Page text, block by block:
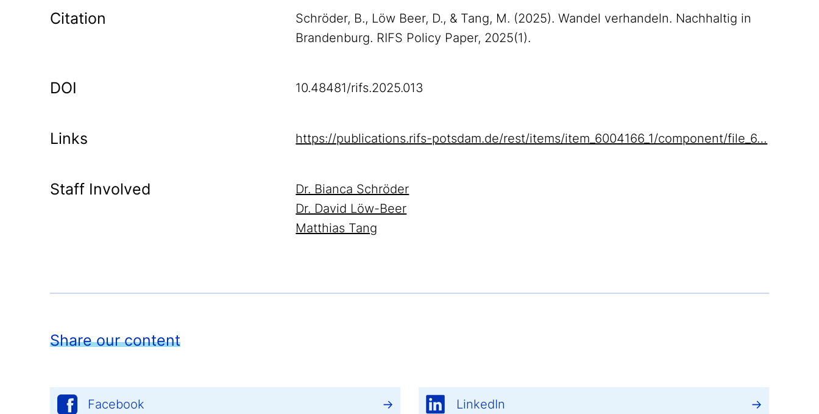
Citation
Schröder, B., Löw Beer, D., & Tang, M. (2025). Wandel verhandeln. Nachhaltig in
Brandenburg. RIFS Policy Paper, 2025(1).
DOI 10.48481/rifs.2025.013
Links https://publications.rifs-potsdam.de/rest/items/item_6004166_1/component/file_6…
Staff Involved
Dr. Bianca Schröder
Dr. David Löw-Beer
Matthias Tang
Share our content
Facebook LinkedIn